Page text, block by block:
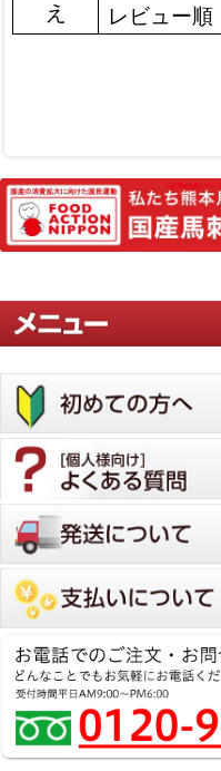
え
レビュー順